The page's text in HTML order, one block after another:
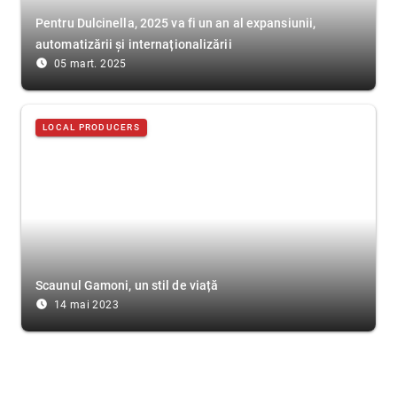
Pentru Dulcinella, 2025 va fi un an al expansiunii,
automatizării și internaționalizării
access_time_filled 05 mart. 2025
LOCAL PRODUCERS
Scaunul Gamoni, un stil de viață
access_time_filled 14 mai 2023